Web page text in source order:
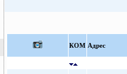
Павловский
КOМ Адрес